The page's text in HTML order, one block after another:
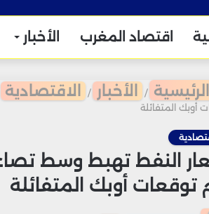
اقتصاد المغرب الأخبار
الرئيسية / الأخبار / الاقتصادية
أوبك المتفائلة
النفط تهبط وسط
توقعات أوبك المتفائلة